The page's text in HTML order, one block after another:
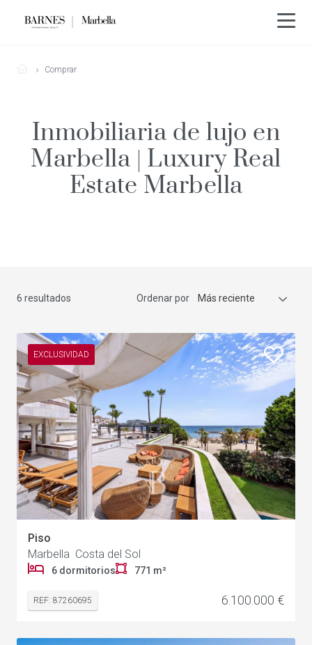
Comprar
Inmobiliaria de lujo en
Marbella | Luxury Real
Estate Marbella
6 resultados Ordenar por Más reciente
EXCLUSIVIDAD
Piso
Marbella Costa del Sol
6 dormitorios 771 m²
REF: 87260695 6.100.000 €